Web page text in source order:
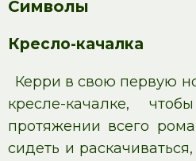
Символы
Кресло-качалка
Керри в свою первую
кресле-качалке,
протяжении всего
сидеть и